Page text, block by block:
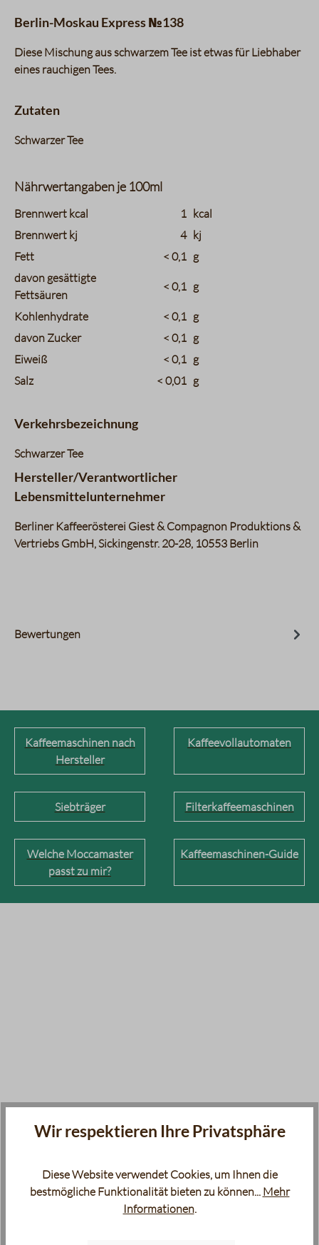
Berlin-Moskau Express №138
Diese Mischung aus schwarzem Tee ist etwas für Liebhaber
eines rauchigen Tees.
Zutaten
Schwarzer Tee
Nährwertangaben je 100ml
charts.nutritions.header_name charts.nutritions.header_value
Brennwert kcal 1 kcal
Brennwert kj
4 kj
Fett
< 0,1 g
davon gesättigte
Fettsäuren
< 0,1 g
Kohlenhydrate < 0,1 g
davon Zucker
< 0,1 g
Eiweiß
< 0,1 g
Salz
< 0,01 g
Verkehrsbezeichnung
Schwarzer Tee
Hersteller/Verantwortlicher
Lebensmittelunternehmer
Berliner Kaffeerösterei Giest & Compagnon Produktions &
Vertriebs GmbH, Sickingenstr. 20-28, 10553 Berlin
Bewertungen
Kaffeemaschinen nach
Hersteller
Kaffeevollautomaten
Siebträger Filterkaffeemaschinen
Welche Moccamaster
passt zu mir?
Kaffeemaschinen-Guide
Wir respektieren Ihre Privatsphäre
Diese Website verwendet Cookies, um Ihnen die
bestmögliche Funktionalität bieten zu können... Mehr
Informationen.